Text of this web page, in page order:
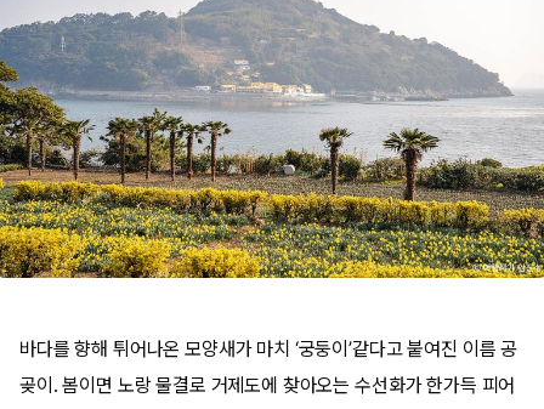
바다를 향해 튀어나온 모양새가 마치 ‘궁둥이’같다고 붙여진 이름 공
곶이. 봄이면 노랑 물결로 거제도에 찾아오는 수선화가 한가득 피어